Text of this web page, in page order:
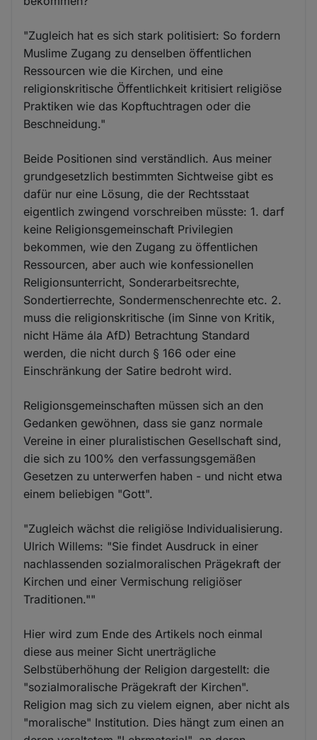
"Zugleich hat es sich stark politisiert: So fordern
Muslime Zugang zu denselben öffentlichen
Ressourcen wie die Kirchen, und eine
religionskritische Öffentlichkeit kritisiert religiöse
Praktiken wie das Kopftuchtragen oder die
Beschneidung."
Beide Positionen sind verständlich. Aus meiner
grundgesetzlich bestimmten Sichtweise gibt es
dafür nur eine Lösung, die der Rechtsstaat
eigentlich zwingend vorschreiben müsste: 1. darf
keine Religionsgemeinschaft Privilegien
bekommen, wie den Zugang zu öffentlichen
Ressourcen, aber auch wie konfessionellen
Religionsunterricht, Sonderarbeitsrechte,
Sondertierrechte, Sondermenschenrechte etc. 2.
muss die religionskritische (im Sinne von Kritik,
nicht Häme ála AfD) Betrachtung Standard
werden, die nicht durch § 166 oder eine
Einschränkung der Satire bedroht wird.
Religionsgemeinschaften müssen sich an den
Gedanken gewöhnen, dass sie ganz normale
Vereine in einer pluralistischen Gesellschaft sind,
die sich zu 100% den verfassungsgemäßen
Gesetzen zu unterwerfen haben - und nicht etwa
einem beliebigen "Gott".
"Zugleich wächst die religiöse Individualisierung.
Ulrich Willems: "Sie findet Ausdruck in einer
nachlassenden sozialmoralischen Prägekraft der
Kirchen und einer Vermischung religiöser
Traditionen.""
Hier wird zum Ende des Artikels noch einmal
diese aus meiner Sicht unerträgliche
Selbstüberhöhung der Religion dargestellt: die
"sozialmoralische Prägekraft der Kirchen".
Religion mag sich zu vielem eignen, aber nicht als
"moralische" Institution. Dies hängt zum einen an